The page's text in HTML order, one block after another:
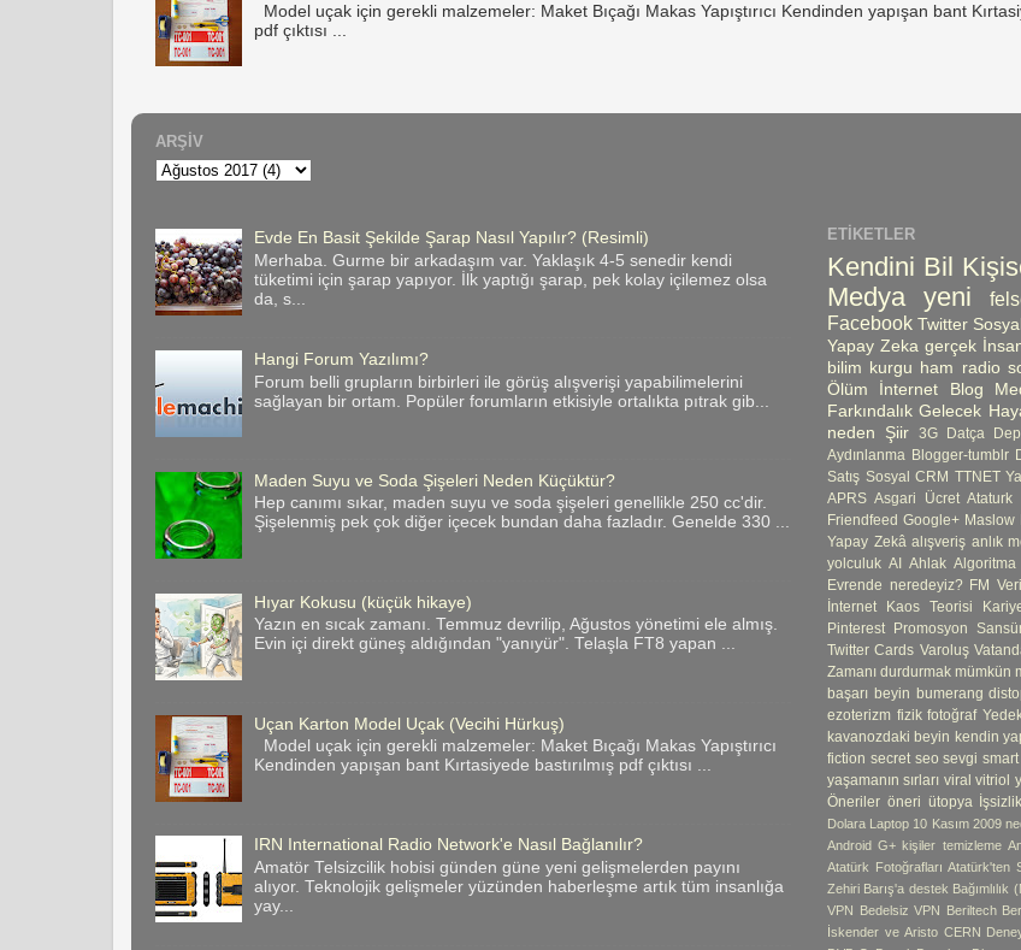
Model uçak için gerekli malzemeler: Maket Bıçağı Makas Yapıştırıcı Kendinden yapışan bant
pdf çıktısı ...
ARŞIV
Evde En Basit Şekilde Şarap Nasıl Yapılır? (Resimli)
Merhaba. Gurme bir arkadaşım var. Yaklaşık 4-5 senedir kendi
tüketimi için şarap yapıyor. İlk yaptığı şarap, pek kolay içilemez olsa
da, s...
Hangi Forum Yazılımı?
Forum belli grupların birbirleri ile görüş alışverişi yapabilimelerini
sağlayan bir ortam. Popüler forumların etkisiyle ortalıkta pıtrak gib...
Maden Suyu ve Soda Şişeleri Neden Küçüktür?
Hep canımı sıkar, maden suyu ve soda şişeleri genellikle 250 cc'dir.
Şişelenmiş pek çok diğer içecek bundan daha fazladır. Genelde 330 ...
Hıyar Kokusu (küçük hikaye)
Yazın en sıcak zamanı. Temmuz devrilip, Ağustos yönetimi ele almış.
Evin içi direkt güneş aldığından "yanıyür". Telaşla FT8 yapan ...
Uçan Karton Model Uçak (Vecihi Hürkuş)
Model uçak için gerekli malzemeler: Maket Bıçağı Makas Yapıştırıcı
Kendinden yapışan bant Kırtasiyede bastırılmış pdf çıktısı ...
IRN International Radio Network'e Nasıl Bağlanılır?
Amatör Telsizcilik hobisi günden güne yeni gelişmelerden payını
alıyor. Teknolojik gelişmeler yüzünden haberleşme artık tüm insanlığa
yay...
ETIKETLER
Kendini Bil
Medya
yeni
Facebook Twitter
Yapay Zeka gerçek
bilim kurgu ham radio
Ölüm
İnternet Blog
Farkındalık Gelecek
neden
Şiir 3G Datça
Aydınlanma Blogger-tumblr
Satış Sosyal CRM TTNET
APRS Asgari Ücret Ataturk
Friendfeed Google+ Maslow
Yapay Zekâ alışveriş anlık
yolculuk AI Ahlak Algoritma
Evrende neredeyiz? FM
İnternet
Kaos Teorisi
Pinterest Promosyon
Twitter Cards Varoluş
Zamanı durdurmak mümkün
başarı beyin bumerang
ezoterizm fizik fotoğraf
kavanozdaki beyin kendin
fiction secret seo sevgi
yaşamanın sırları viral vitriol
Öneriler öneri ütopya İşsizlik
Dolara Laptop 10 Kasım 2009
Android G+ kişiler temizleme
Atatürk Fotoğrafları Atatürk'ten
Zehiri Barış'a destek Bağımlılık
VPN Bedelsiz VPN Beriltech
İskender ve Aristo CERN